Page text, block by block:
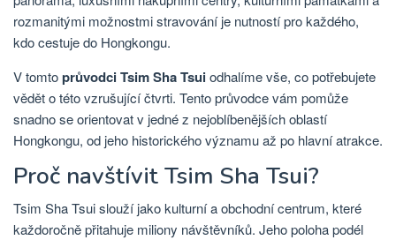
rozmanitými možnostmi stravování je nutností pro každého,
kdo cestuje do Hongkongu.
V tomtoprůvodci Tsim Sha Tsuiodhalíme vše, co potřebujete
vědět o této vzrušující čtvrti. Tento průvodce vám pomůže
snadno se orientovat v jedné z nejoblíbenějších oblastí
Hongkongu, od jeho historického významu až po hlavní atrakce.
Proč navštívit Tsim Sha Tsui?
Tsim Sha Tsui slouží jako kulturní a obchodní centrum, které
každoročně přitahuje miliony návštěvníků. Jeho poloha podél